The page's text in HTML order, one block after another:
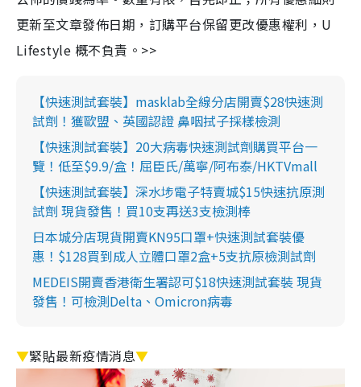
更新至文章發佈日期，訂購平台保留更改優惠權利，U
Lifestyle 概不負責。>>
【快速測試套裝】masklab全線分店開賣$28快速測
試劑！獲歐盟、英國認證 鼻咽拭子採樣檢測
【快速測試套裝】20大病毒快速測試劑購買平台一
覽！低至$9.9/盒！屈臣氏/萬寧/阿布泰/HKTVmall
【快速測試套裝】深水埗電子特賣城$15快速抗原測
試劑 現貨發售！買10支再送3支檢測棒
日本城分店現貨開賣KN95口罩+快速測試套裝優
惠！$128買到成人立體口罩2盒+5支抗原檢測試劑
MEDEIS開賣香港衛生署認可$18快速測試套裝 現貨
發售！可檢測Delta、Omicron病毒
▼緊貼最新疫情消息▼